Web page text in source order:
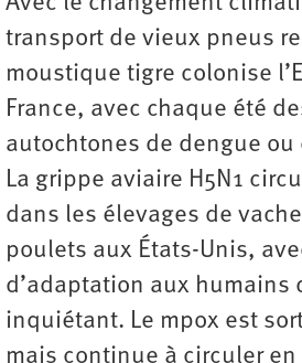
transport de vieux pneus
moustique tigre colonise
France, avec chaque été
autochtones de dengue
La grippe aviaire H5N1
dans les élevages de
poulets aux États-Unis,
d’adaptation aux humains
inquiétant. Le mpox est
mais continue à circuler